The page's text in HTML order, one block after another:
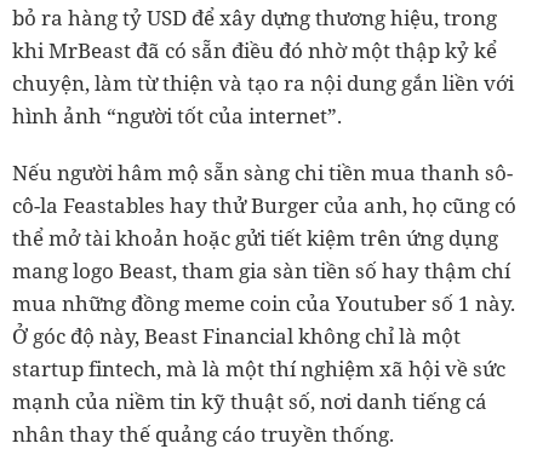
bỏ ra hàng tỷ USD để xây dựng thương hiệu, trong
khi MrBeast đã có sẵn điều đó nhờ một thập kỷ kể
chuyện, làm từ thiện và tạo ra nội dung gắn liền với
hình ảnh “người tốt của internet”.
Nếu người hâm mộ sẵn sàng chi tiền mua thanh sô-
cô-la Feastables hay thử Burger của anh, họ cũng có
thể mở tài khoản hoặc gửi tiết kiệm trên ứng dụng
mang logo Beast, tham gia sàn tiền số hay thậm chí
mua những đồng meme coin của Youtuber số 1 này.
Ở góc độ này, Beast Financial không chỉ là một
startup fintech, mà là một thí nghiệm xã hội về sức
mạnh của niềm tin kỹ thuật số, nơi danh tiếng cá
nhân thay thế quảng cáo truyền thống.